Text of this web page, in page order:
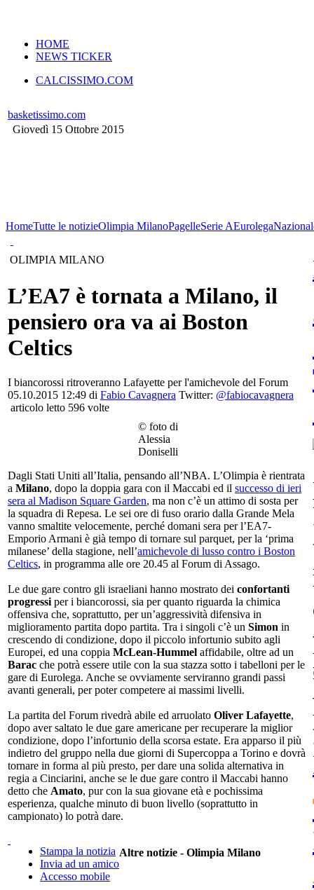
HOME
NEWS TICKER
CALCISSIMO.COM
basketissimo.com
Giovedì 15 Ottobre 2015
HomeTutte le notizieOlimpia MilanoPagelleSerie AEurolega
OLIMPIA MILANO
L’EA7 è tornata a Milano, il
pensiero ora va ai Boston
Celtics
I biancorossi ritroveranno Lafayette per l'amichevole del Forum
05.10.2015 12:49 di Fabio Cavagnera Twitter: @fabiocavagnera
articolo letto 596 volte
© foto di
Alessia
Doniselli
Dagli Stati Uniti all’Italia, pensando all’NBA. L’Olimpia è rientrata
a Milano, dopo la doppia gara con il Maccabi ed il successo di ieri
sera al Madison Square Garden, ma non c’è un attimo di sosta per
la squadra di Repesa. Le sei ore di fuso orario dalla Grande Mela
vanno smaltite velocemente, perché domani sera per l’EA7-
Emporio Armani è già tempo di tornare sul parquet, per la ‘prima
milanese’ della stagione, nell’amichevole di lusso contro i Boston
Celtics, in programma alle ore 20.45 al Forum di Assago.
Le due gare contro gli israeliani hanno mostrato dei confortanti
progressi per i biancorossi, sia per quanto riguarda la chimica
offensiva che, soprattutto, per un’aggressività difensiva in
miglioramento partita dopo partita. Tra i singoli c’è un Simon in
crescendo di condizione, dopo il piccolo infortunio subito agli
Europei, ed una coppia McLean-Hummel affidabile, oltre ad un
Barac che potrà essere utile con la sua stazza sotto i tabelloni per le
gare di Eurolega. Anche se ovviamente serviranno grandi passi
avanti generali, per poter competere ai massimi livelli.
La partita del Forum rivedrà abile ed arruolato Oliver Lafayette,
dopo aver saltato le due gare americane per recuperare la miglior
condizione, dopo l’infortunio della scorsa estate. Era apparso il più
indietro del gruppo nella due giorni di Supercoppa a Torino e dovrà
tornare in forma al più presto, per dare una solida alternativa in
regia a Cinciarini, anche se le due gare contro il Maccabi hanno
detto che Amato, pur con la sua giovane età e pochissima
esperienza, qualche minuto di buon livello (soprattutto in
campionato) lo potrà dare.
Stampa la notizia
Invia ad un amico
Accesso mobile
Altre notizie - Olimpia Milano